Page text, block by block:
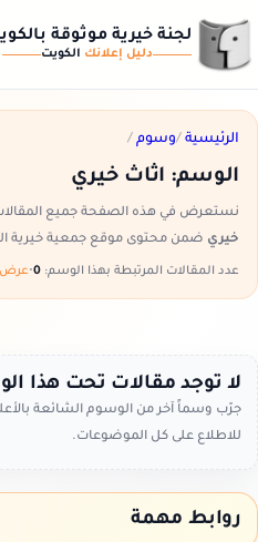
لجنة خيرية موثوقة
دليل إعلانك الكويت
الرئيسية /وسوم /
الوسم: اثاث خيري
نستعرض في هذه الصفحة جميع المقالات
خيري ضمن محتوى موقع جمعية خيرية
عدد المقالات المرتبطة بهذا الوسم: •عرض
لا توجد مقالات تحت هذا
جرّب وسماً آخر من الوسوم الشائعة
للاطلاع على كل الموضوعات.
روابط مهمة